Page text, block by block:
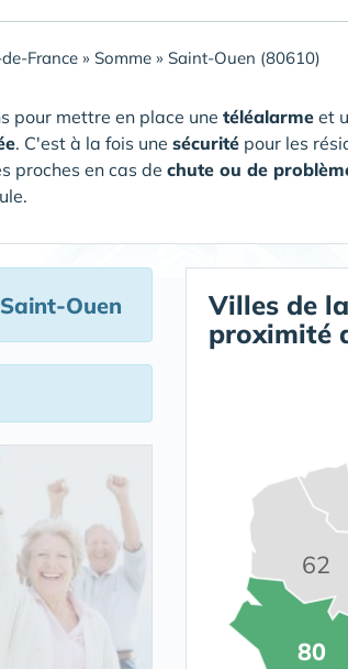
France » Somme » Saint-Ouen (80610)
pour mettre en place une téléalarme et
. C'est à la fois une sécurité pour les
proches en cas de chute ou de
Ouen Villes de la
proximité
62
80